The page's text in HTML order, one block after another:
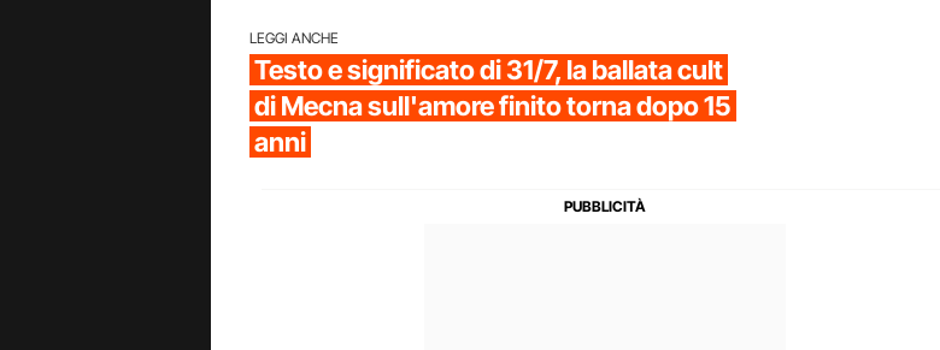
LEGGI ANCHE
Testo e significato di 31/7, la ballata cult
di Mecna sull'amore finito torna dopo 15
anni